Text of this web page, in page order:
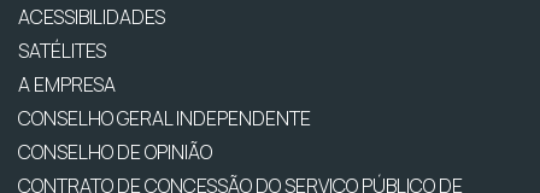
ACESSIBILIDADES
SATÉLITES
A EMPRESA
CONSELHO GERAL INDEPENDENTE
CONSELHO DE OPINIÃO
CONTRATO DE CONCESSÃO DO SERVIÇO PÚBLICO DE